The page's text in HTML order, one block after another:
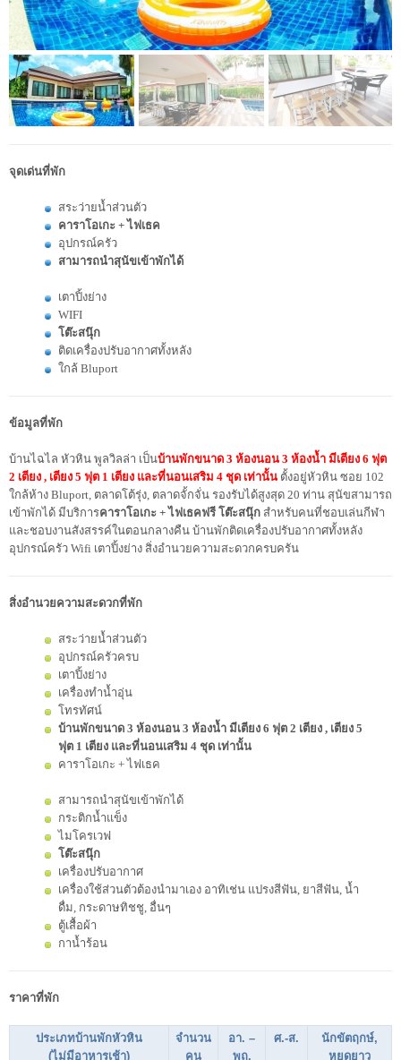
จุดเด่นที่พัก
สระว่ายน้ำส่วนตัว
คาราโอเกะ + ไฟเธค
อุปกรณ์ครัว
สามารถนำสุนัขเข้าพักได้
เตาปิ้งย่าง
WIFI
โต๊ะสนุ๊ก
ติดเครื่องปรับอากาศทั้งหลัง
ใกล้ Bluport
ข้อมูลที่พัก
บ้านไฉไล หัวหิน พูลวิลล่า เป็นบ้านพักขนาด 3 ห้องนอน 3 ห้องน้ำ มีเตียง 6 ฟุต
2 เตียง , เตียง 5 ฟุต 1 เตียง และที่นอนเสริม 4 ชุด เท่านั้น ตั้งอยู่หัวหิน ซอย 102
ใกล้ห้าง Bluport, ตลาดโต้รุ่ง, ตลาดจั้กจั่น รองรับได้สูงสุด 20 ท่าน สุนัขสามารถ
เข้าพักได้ มีบริการคาราโอเกะ + ไฟเธคฟรี โต๊ะสนุ๊ก สำหรับคนที่ชอบเล่นกีฬา
และชอบงานสังสรรค์ในตอนกลางคืน บ้านพักติดเครื่องปรับอากาศทั้งหลัง
อุปกรณ์ครัว Wifi เตาปิ้งย่าง สิ่งอำนวยความสะดวกครบครัน
สิ่งอำนวยความสะดวกที่พัก
สระว่ายน้ำส่วนตัว
อุปกรณ์ครัวครบ
เตาปิ้งย่าง
เครื่องทำน้ำอุ่น
โทรทัศน์
บ้านพักขนาด 3 ห้องนอน 3 ห้องน้ำ มีเตียง 6 ฟุต 2 เตียง , เตียง 5
ฟุต 1 เตียง และที่นอนเสริม 4 ชุด เท่านั้น
คาราโอเกะ + ไฟเธค
สามารถนำสุนัขเข้าพักได้
กระติกน้ำแข็ง
ไมโครเวฟ
โต๊ะสนุ๊ก
เครื่องปรับอากาศ
เครื่องใช้ส่วนตัวต้องนำมาเอง อาทิเช่น แปรงสีฟัน, ยาสีฟัน, น้ำ
ดื่ม, กระดาษทิชชู, อื่นๆ
ตู้เสื้อผ้า
กาน้ำร้อน
ราคาที่พัก
ประเภทบ้านพักหัวหิน
(ไม่มีอาหารเช้า)
จำนวน
คน
อา. –
พฤ.
ศ.-ส.
นักขัตฤกษ์,
หยุดยาว